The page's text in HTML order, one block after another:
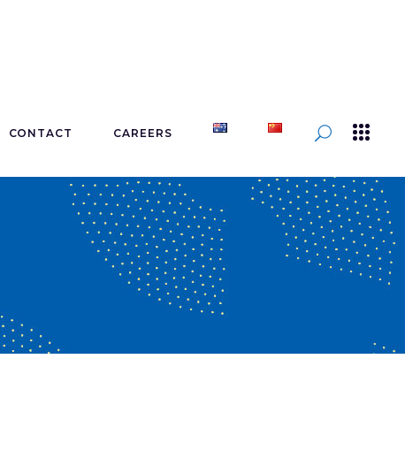
CONTACT CAREERS